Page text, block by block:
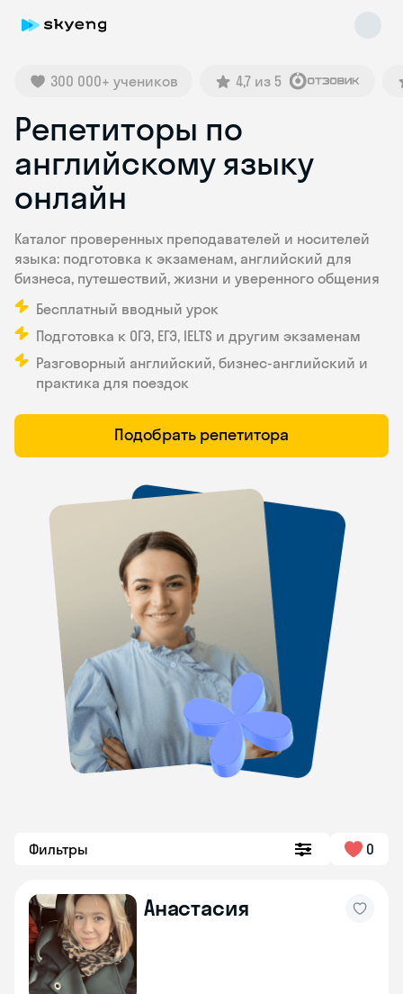
300 000+ учеников 4,7 из 5
Репетиторы по
английскому языку
онлайн
Каталог проверенных преподавателей и носителей
языка: подготовка к экзаменам, английский для
бизнеса, путешествий, жизни и уверенного общения
Бесплатный вводный урок
Подготовка к ОГЭ, ЕГЭ, IELTS и другим экзаменам
Разговорный английский, бизнес-английский и
практика для поездок
Подобрать репетитора
Фильтры 0
Анастасия
Skyeng Chat
online